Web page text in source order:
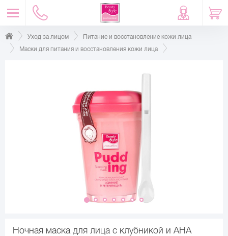
Уход за лицом
Питание и восстановление кожи лица
Маски для питания и восстановления кожи лица
Ночная маска для лица с клубникой и АНА